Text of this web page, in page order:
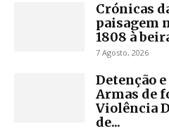
Crónicas
paisagem
1808 à
7 Agosto, 2026
Detenção
Armas de
Violência
de...